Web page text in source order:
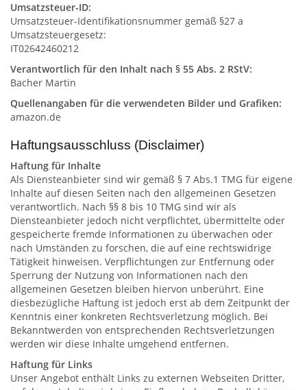
Umsatzsteuer-ID:
Umsatzsteuer-Identifikationsnummer gemäß §27 a
Umsatzsteuergesetz:
IT02642460212
Verantwortlich für den Inhalt nach § 55 Abs. 2 RStV:
Bacher Martin
Quellenangaben für die verwendeten Bilder und Grafiken:
amazon.de
Haftungsausschluss (Disclaimer)
Haftung für Inhalte
Als Diensteanbieter sind wir gemäß § 7 Abs.1 TMG für eigene
Inhalte auf diesen Seiten nach den allgemeinen Gesetzen
verantwortlich. Nach §§ 8 bis 10 TMG sind wir als
Diensteanbieter jedoch nicht verpflichtet, übermittelte oder
gespeicherte fremde Informationen zu überwachen oder
nach Umständen zu forschen, die auf eine rechtswidrige
Tätigkeit hinweisen. Verpflichtungen zur Entfernung oder
Sperrung der Nutzung von Informationen nach den
allgemeinen Gesetzen bleiben hiervon unberührt. Eine
diesbezügliche Haftung ist jedoch erst ab dem Zeitpunkt der
Kenntnis einer konkreten Rechtsverletzung möglich. Bei
Bekanntwerden von entsprechenden Rechtsverletzungen
werden wir diese Inhalte umgehend entfernen.
Haftung für Links
Unser Angebot enthält Links zu externen Webseiten Dritter,